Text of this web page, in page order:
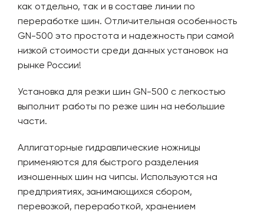
как отдельно, так и в составе линии по
переработке шин. Отличительная особенность
GN-500 это простота и надежность при самой
низкой стоимости среди данных установок на
рынке России!
Установка для резки шин GN-500 с легкостью
выполнит работы по резке шин на небольшие
части.
Аллигаторные гидравлические ножницы
применяются для быстрого разделения
изношенных шин на чипсы. Используются на
предприятиях, занимающихся сбором,
перевозкой, переработкой, хранением